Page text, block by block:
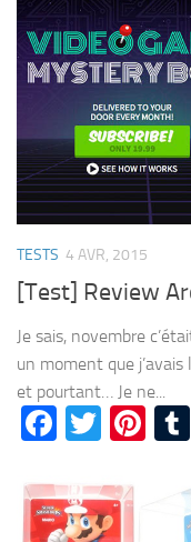
TESTS 4 AVR, 2015
[Test] Review
Je sais, novembre
un moment que
et pourtant… Je ne...